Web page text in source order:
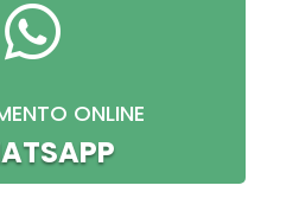

ONLINE